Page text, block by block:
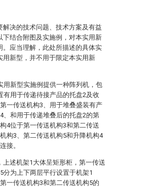
解决的技术问题、技术方案及有益
下结合附图及实施例，对本实用新
。应当理解，此处所描述的具体实
用新型，并不用于限定本实用新
用新型实施例提供一种阵列机，包
有用于传递待接产品的托盘2及收
一传送机构3、用于堆叠盛装有产
、和用于传递堆叠后的托盘2的第
4位于第一传送机构3和第二传送
构3、第二传送机构5和升降机构4
接。
上述机架1大体呈矩形柜，第一传送
分为上下两层平行设置于机架1
一传送机构3和第二传送机构5的